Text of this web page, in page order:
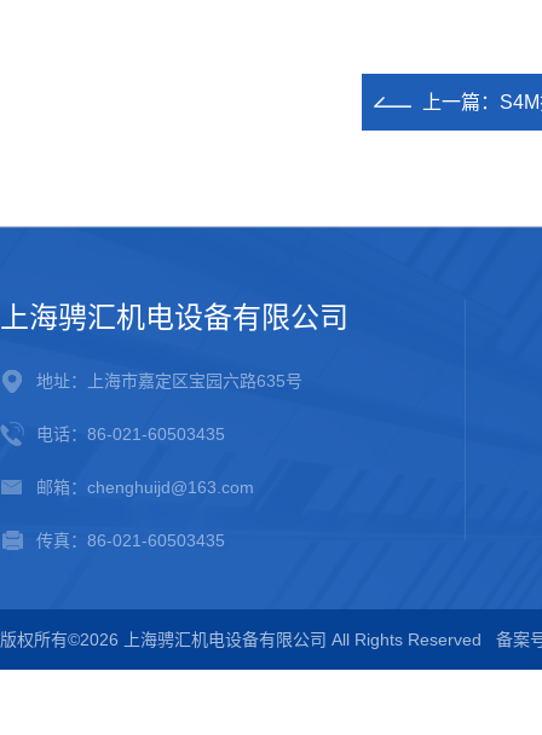
上一篇：
上海骋汇机电设备有限公司
地址：上海市嘉定区宝园六路635号
电话：86-021-60503435
邮箱：chenghuijd@163.com
传真：86-021-60503435
版权所有©2026 上海骋汇机电设备有限公司 All Rights Reserved 备案